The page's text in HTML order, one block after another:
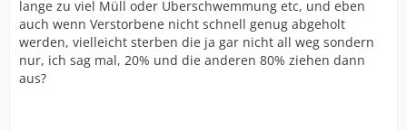
lange zu viel Müll oder Überschwemmung etc, und eben
auch wenn Verstorbene nicht schnell genug abgeholt
werden, vielleicht sterben die ja gar nicht all weg sondern
nur, ich sag mal, 20% und die anderen 80% ziehen dann
aus?